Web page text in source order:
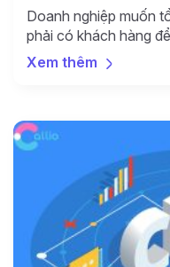
Doanh nghiệp muốn
phải có khách hàng
Vì vậy mà vấn đề
tốt luôn là nhiệm vụ
Xem thêm